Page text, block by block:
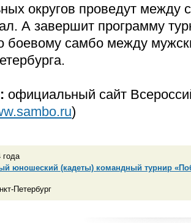
округов проведут между
А завершит программу
боевому самбо между
официальный сайт
)
юношеский (кадеты) командный турнир
Петербург